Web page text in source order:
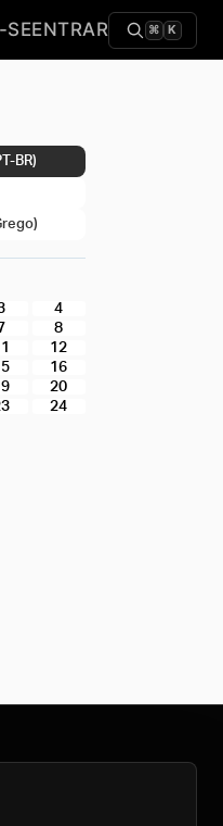
SEENTRAR ⌘ K
BR)
4
7
8
12
16
20
24